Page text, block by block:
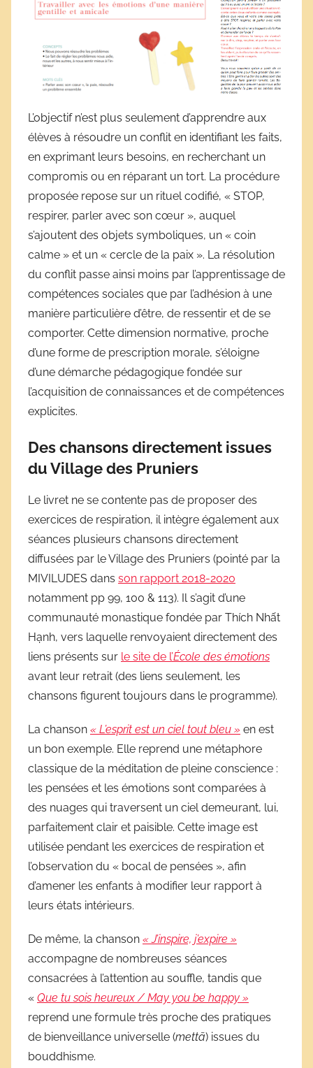
L’objectif n’est plus seulement d’apprendre aux
élèves à résoudre un conflit en identifiant les faits,
en exprimant leurs besoins, en recherchant un
compromis ou en réparant un tort. La procédure
proposée repose sur un rituel codifié, « STOP,
respirer, parler avec son cœur », auquel
s’ajoutent des objets symboliques, un « coin
calme » et un « cercle de la paix ». La résolution
du conflit passe ainsi moins par l’apprentissage de
compétences sociales que par l’adhésion à une
manière particulière d’être, de ressentir et de se
comporter. Cette dimension normative, proche
d’une forme de prescription morale, s’éloigne
d’une démarche pédagogique fondée sur
l’acquisition de connaissances et de compétences
explicites.
Des chansons directement issues
du Village des Pruniers
Le livret ne se contente pas de proposer des
exercices de respiration, il intègre également aux
séances plusieurs chansons directement
diffusées par le Village des Pruniers (pointé par la
MIVILUDES dans son rapport 2018-2020
notamment pp 99, 100 & 113). Il s’agit d’une
communauté monastique fondée par Thích Nhất
Hạnh, vers laquelle renvoyaient directement des
liens présents sur le site de l’École des émotions
avant leur retrait (des liens seulement, les
chansons figurent toujours dans le programme).
La chanson « L’esprit est un ciel tout bleu » en est
un bon exemple. Elle reprend une métaphore
classique de la méditation de pleine conscience :
les pensées et les émotions sont comparées à
des nuages qui traversent un ciel demeurant, lui,
parfaitement clair et paisible. Cette image est
utilisée pendant les exercices de respiration et
l’observation du « bocal de pensées », afin
d’amener les enfants à modifier leur rapport à
leurs états intérieurs.
De même, la chanson « J’inspire, j’expire »
accompagne de nombreuses séances
consacrées à l’attention au souffle, tandis que
« Que tu sois heureux / May you be happy »
reprend une formule très proche des pratiques
de bienveillance universelle (mettā) issues du
bouddhisme.